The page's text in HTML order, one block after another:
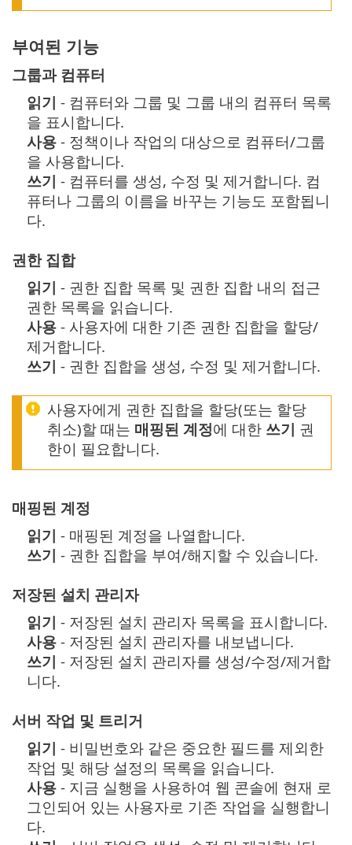
부여된 기능
그룹과 컴퓨터
읽기 - 컴퓨터와 그룹 및 그룹 내의 컴퓨터 목록
을 표시합니다.
사용 - 정책이나 작업의 대상으로 컴퓨터/그룹
을 사용합니다.
쓰기 - 컴퓨터를 생성, 수정 및 제거합니다. 컴
퓨터나 그룹의 이름을 바꾸는 기능도 포함됩니
다.
권한 집합
읽기 - 권한 집합 목록 및 권한 집합 내의 접근
권한 목록을 읽습니다.
사용 - 사용자에 대한 기존 권한 집합을 할당/
제거합니다.
쓰기 - 권한 집합을 생성, 수정 및 제거합니다.
사용자에게 권한 집합을 할당(또는 할당
취소)할 때는 매핑된 계정에 대한 쓰기 권
한이 필요합니다.
매핑된 계정
읽기 - 매핑된 계정을 나열합니다.
쓰기 - 권한 집합을 부여/해지할 수 있습니다.
저장된 설치 관리자
읽기 - 저장된 설치 관리자 목록을 표시합니다.
사용 - 저장된 설치 관리자를 내보냅니다.
쓰기 - 저장된 설치 관리자를 생성/수정/제거합
니다.
서버 작업 및 트리거
읽기 - 비밀번호와 같은 중요한 필드를 제외한
작업 및 해당 설정의 목록을 읽습니다.
사용 - 지금 실행을 사용하여 웹 콘솔에 현재 로
그인되어 있는 사용자로 기존 작업을 실행합니
다.